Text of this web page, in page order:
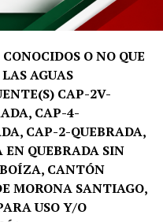
David Santiago Salinas
la carrera de Turismo
con una fase de
una inmersión
Durante esta etapa, los
de manera
de la región, entre
el Parque Nacional
local, organizaciones
colaborativo
O NO QUE
AGUAS
CAP-2V-
CAP-4-
CAP-2-QUEBRADA,
QUEBRADA SIN
CANTÓN
MORONA SANTIAGO,
USO Y/O